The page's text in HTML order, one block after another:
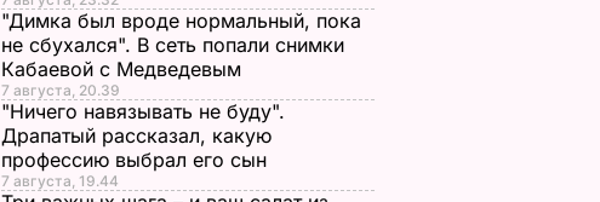
"Димка был вроде нормальный, пока
не сбухался". В сеть попали снимки
Кабаевой с Медведевым
7 августа, 20.39
"Ничего навязывать не буду".
Драпатый рассказал, какую
профессию выбрал его сын
7 августа, 19.44